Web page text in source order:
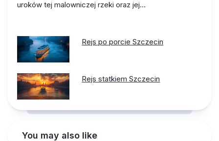
uroków tej malowniczej rzeki oraz jej…
Rejs po porcie Szczecin
Rejs statkiem Szczecin
You may also like